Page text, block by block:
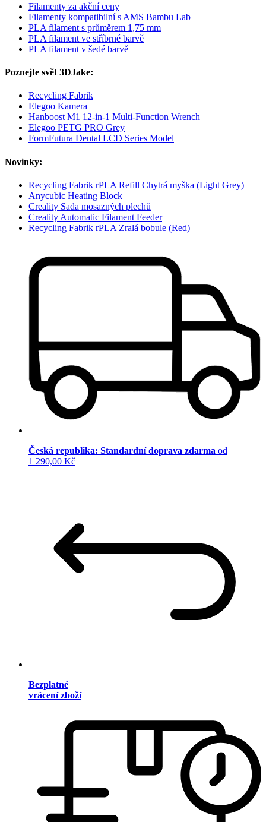
Filamenty za akční ceny
Filamenty kompatibilní s AMS Bambu Lab
PLA filament s průměrem 1,75 mm
PLA filament ve stříbrné barvě
PLA filament v šedé barvě
Poznejte svět 3DJake:
Recycling Fabrik
Elegoo Kamera
Hanboost M1 12-in-1 Multi-Function Wrench
Elegoo PETG PRO Grey
FormFutura Dental LCD Series Model
Novinky:
Recycling Fabrik rPLA Refill Chytrá myška (Light Grey)
Anycubic Heating Block
Creality Sada mosazných plechů
Creality Automatic Filament Feeder
Recycling Fabrik rPLA Zralá bobule (Red)
Česká republika: Standardní doprava zdarma od
1 290,00 Kč
Bezplatné
vrácení zboží